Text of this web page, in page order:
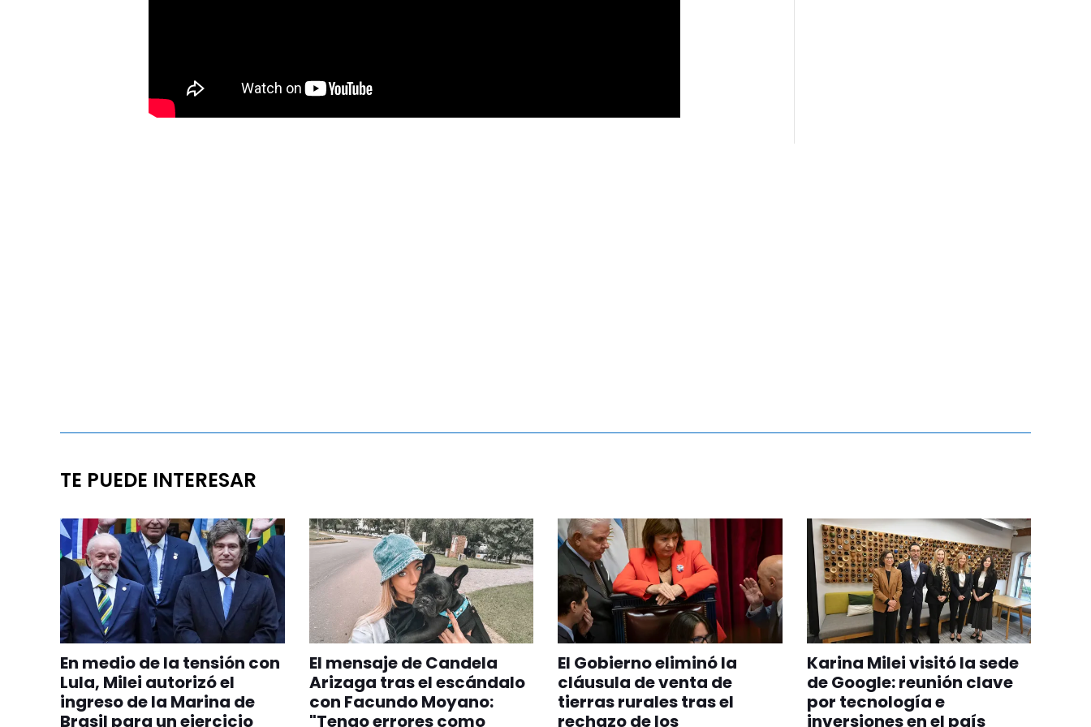
TE PUEDE INTERESAR
En medio de la tensión con
Lula, Milei autorizó el
ingreso de la Marina de
Brasil para un ejercicio
El mensaje de Candela
Arizaga tras el escándalo
con Facundo Moyano:
"Tengo errores como
El Gobierno eliminó la
cláusula de venta de
tierras rurales tras el
rechazo de los
Karina Milei visitó la sede
de Google: reunión clave
por tecnología e
inversiones en el país